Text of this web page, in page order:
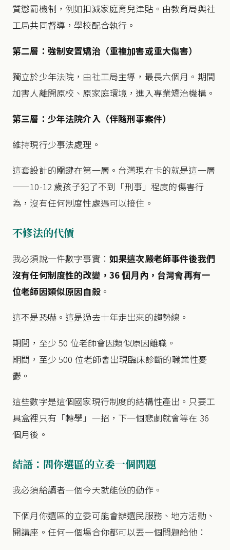
質懲罰機制，例如扣減家庭育兒津貼。由教育局與社
工局共同督導，學校配合執行。
第二層：強制安置矯治（重複加害或重大傷害）
獨立於少年法院，由社工局主導，最長六個月。期間
加害人離開原校、原家庭環境，進入專業矯治機構。
第三層：少年法院介入（伴隨刑事案件）
維持現行少事法處理。
這套設計的關鍵在第一層。台灣現在卡的就是這一層
——10-12 歲孩子犯了不到「刑事」程度的傷害行
為，沒有任何制度性處遇可以接住。
不修法的代價
我必須說一件數字事實： 如果這次嚴老師事件後我們
沒有任何制度性的改變，36 個月內，台灣會再有一
位老師因類似原因自殺。
這不是恐嚇。這是過去十年走出來的趨勢線。
期間，至少 50 位老師會因類似原因離職。
期間，至少 500 位老師會出現臨床診斷的職業性憂
鬱。
這些數字是這個國家現行制度的結構性產出。只要工
具盒裡只有「轉學」一招，下一個悲劇就會等在 36
個月後。
結語：問你選區的立委一個問題
我必須給讀者一個今天就能做的動作。
下個月你選區的立委可能會辦選民服務、地方活動、
開講座。任何一個場合你都可以丟一個問題給他：